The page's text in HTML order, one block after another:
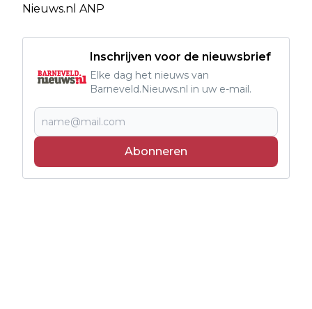
Nieuws.nl ANP
Inschrijven voor de nieuwsbrief
Elke dag het nieuws van
Barneveld.Nieuws.nl in uw e-mail.
Abonneren